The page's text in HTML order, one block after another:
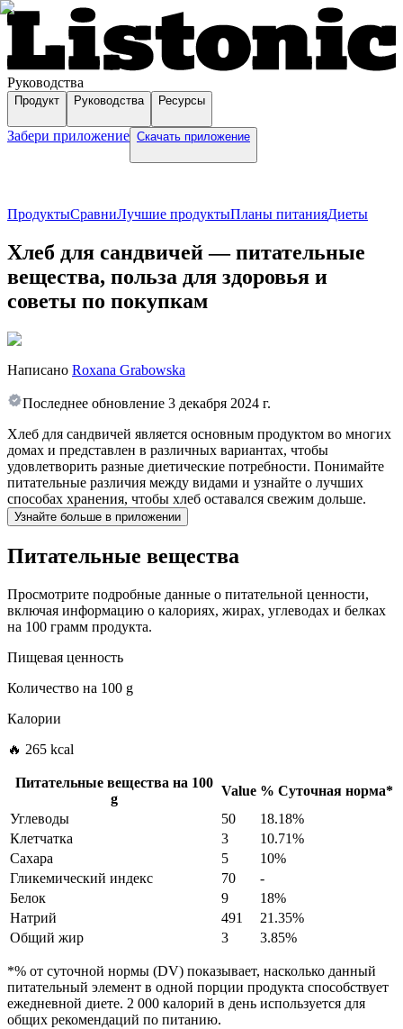
Руководства
Продукт Руководства Ресурсы
Забери приложение Скачать приложение
ПродуктыСравниЛучшие продуктыПланы питанияДиеты
Хлеб для сандвичей — питательные
вещества, польза для здоровья и
советы по покупкам
Написано Roxana Grabowska
Последнее обновление 3 декабря 2024 г.
Хлеб для сандвичей является основным продуктом во многих
домах и представлен в различных вариантах, чтобы
удовлетворить разные диетические потребности. Понимайте
питательные различия между видами и узнайте о лучших
способах хранения, чтобы хлеб оставался свежим дольше.
Узнайте больше в приложении
Питательные вещества
Просмотрите подробные данные о питательной ценности,
включая информацию о калориях, жирах, углеводах и белках
на 100 грамм продукта.
Пищевая ценность
Количество на 100 g
Калории
🔥 265 kcal
Питательные вещества на 100
g
Value % Суточная норма*
Углеводы
50
18.18%
Клетчатка
3
10.71%
Сахара
5
10%
Гликемический индекс
70
-
Белок
9
18%
Натрий
491
21.35%
Общий жир
3 3.85%
*% от суточной нормы (DV) показывает, насколько данный
питательный элемент в одной порции продукта способствует
ежедневной диете. 2 000 калорий в день используется для
общих рекомендаций по питанию.